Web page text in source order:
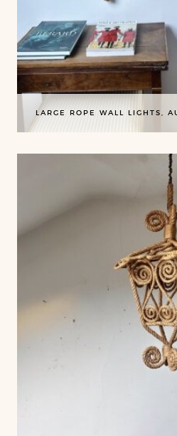
LARGE ROPE WALL LIGHTS,